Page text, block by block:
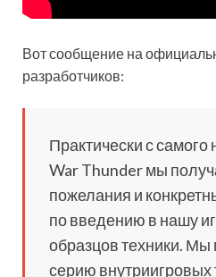
Вот сообщение на
разработчиков:
Практически с самого
War Thunder мы
пожелания и
по введению в нашу
образцов техники.
серию внутриигровых